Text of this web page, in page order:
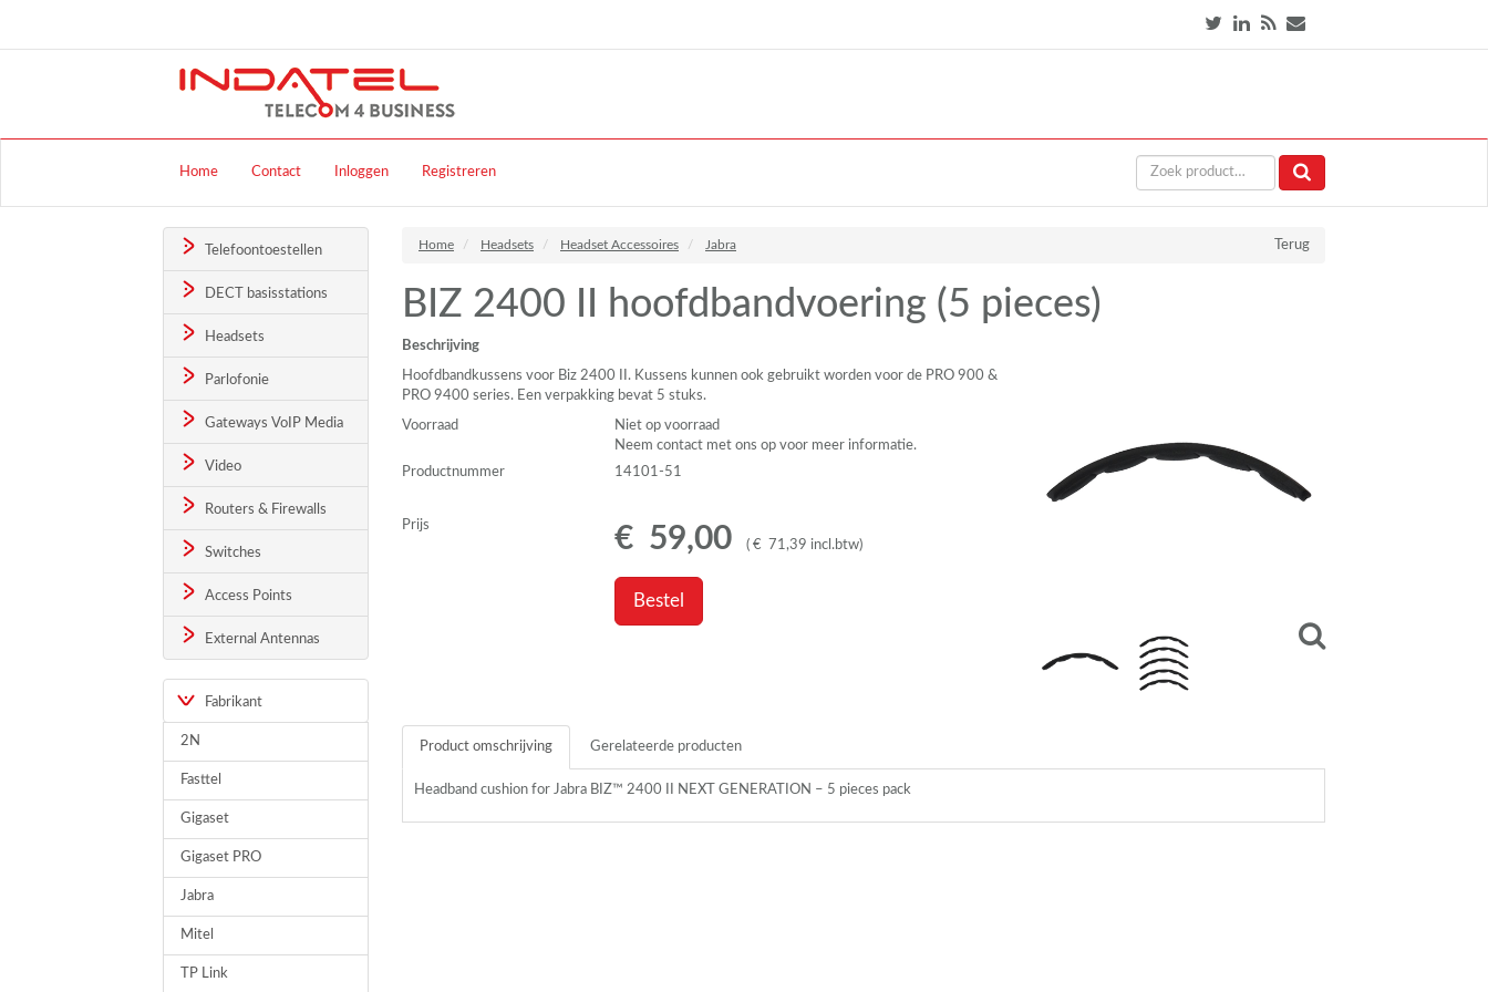
Home Contact Inloggen Registreren
Telefoontoestellen
DECT basisstations
Headsets
Parlofonie
Gateways VoIP Media
Video
Routers & Firewalls
Switches
Access Points
External Antennas
Fabrikant
2N
Fasttel
Gigaset
Gigaset PRO
Jabra
Mitel
TP Link
Terug
Home Headsets Headset Accessoires Jabra
BIZ 2400 II hoofdbandvoering (5 pieces)
Beschrijving
Hoofdbandkussens voor Biz 2400 II. Kussens kunnen ook gebruikt worden voor de PRO 900 &
PRO 9400 series. Een verpakking bevat 5 stuks.
Voorraad
Niet op voorraad
Neem contact met ons op voor meer informatie.
Productnummer
14101-51
Prijs € 59,00 ( € 71,39 incl.btw)
Bestel
Product omschrijving Gerelateerde producten
Headband cushion for Jabra BIZ™ 2400 II NEXT GENERATION – 5 pieces pack